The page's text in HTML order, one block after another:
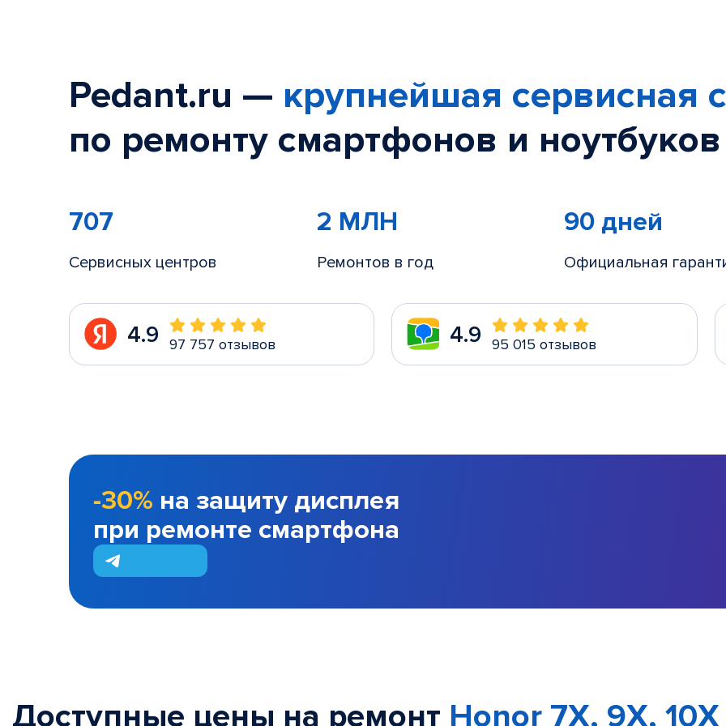
Pedant.ru — крупнейшая сервисная
по ремонту смартфонов и
707
Сервисных центров
2 МЛН
Ремонтов в год
90 дней
Официальная
4.9 97 757 отзывов 4.9 95 015 отзывов
-30% на защиту дисплея
при ремонте смартфона
Доступные цены на ремонт Honor 7X, 9X,